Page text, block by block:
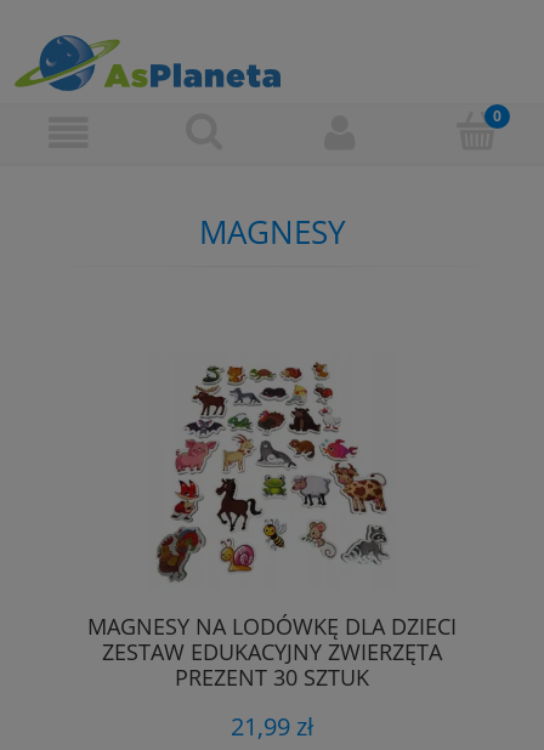
MAGNESY
MAGNESY NA LODÓWKĘ DLA DZIECI
ZESTAW EDUKACYJNY ZWIERZĘTA
PREZENT 30 SZTUK
21,99 zł